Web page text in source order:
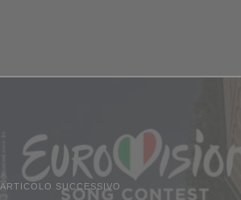
ARTICOLO SUCCESSIVO